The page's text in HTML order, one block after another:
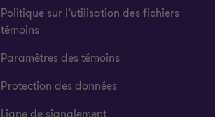
Politique sur l’utilisation des fichiers
témoins
Paramètres des témoins
Protection des données